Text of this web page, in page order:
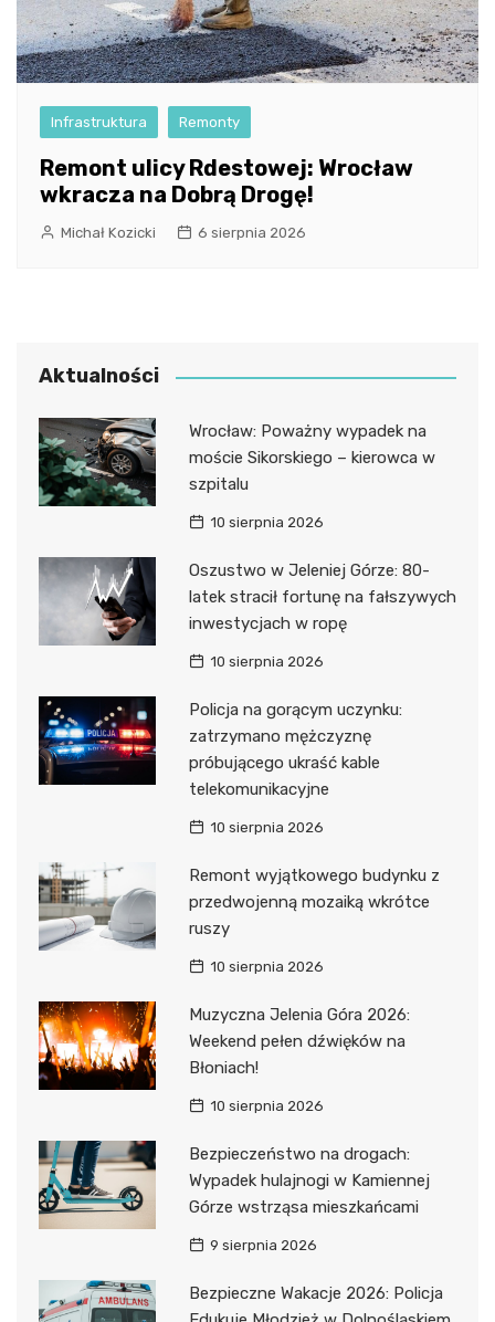
Infrastruktura Remonty
Remont ulicy Rdestowej: Wrocław
wkracza na Dobrą Drogę!
Michał Kozicki 6 sierpnia 2026
Aktualności
Wrocław: Poważny wypadek na
moście Sikorskiego – kierowca w
szpitalu
10 sierpnia 2026
Oszustwo w Jeleniej Górze: 80-
latek stracił fortunę na fałszywych
inwestycjach w ropę
10 sierpnia 2026
Policja na gorącym uczynku:
zatrzymano mężczyznę
próbującego ukraść kable
telekomunikacyjne
10 sierpnia 2026
Remont wyjątkowego budynku z
przedwojenną mozaiką wkrótce
ruszy
10 sierpnia 2026
Muzyczna Jelenia Góra 2026:
Weekend pełen dźwięków na
Błoniach!
10 sierpnia 2026
Bezpieczeństwo na drogach:
Wypadek hulajnogi w Kamiennej
Górze wstrząsa mieszkańcami
9 sierpnia 2026
Bezpieczne Wakacje 2026: Policja